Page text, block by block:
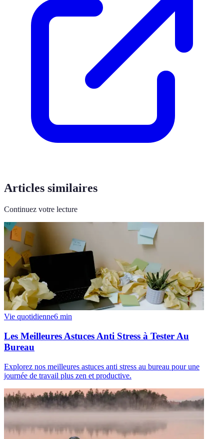
Articles similaires
Continuez votre lecture
Vie quotidienne6 min
Les Meilleures Astuces Anti Stress à Tester Au
Bureau
Explorez nos meilleures astuces anti stress au bureau pour une
journée de travail plus zen et productive.